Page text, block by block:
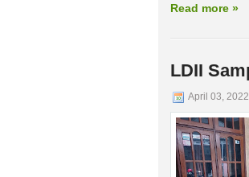
Read more »
LDII
April 03, 2022